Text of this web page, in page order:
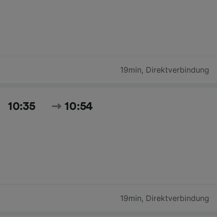
19min, Direktverbindung
10:35 10:54
19min, Direktverbindung